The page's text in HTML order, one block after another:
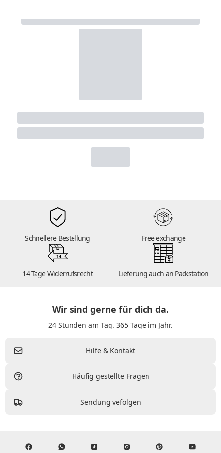
Schnellere Bestellung Free exchange
14
14 Tage Widerrufsrecht Lieferung auch an Packstation
Wir sind gerne für dich da.
24 Stunden am Tag. 365 Tage im Jahr.
Hilfe & Kontakt
Häufig gestellte Fragen
Sendung vefolgen